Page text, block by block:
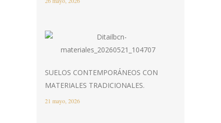
SUELOS CONTEMPORÁNEOS CON
MATERIALES TRADICIONALES.
21 mayo, 2026